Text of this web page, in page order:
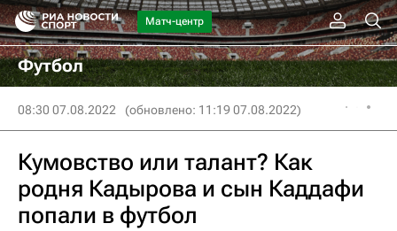
Матч-центр
Футбол
08:30 07.08.2022 (обновлено: 11:19 07.08.2022)
Кумовство или талант? Как
родня Кадырова и сын Каддафи
попали в футбол